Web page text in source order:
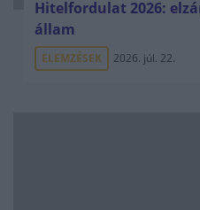
Hitelfordulat 2026:
állam
ELEMZÉSEK 2026. júl. 22.